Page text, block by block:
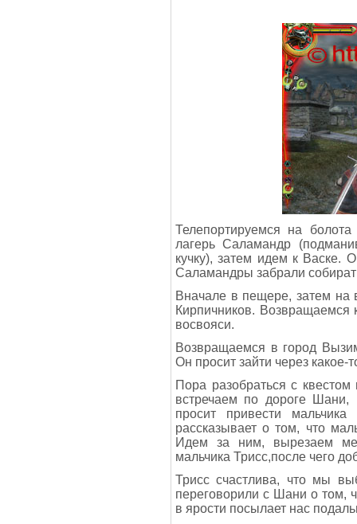
Телепортируемся на
лагерь Саламандр
кучку), затем идем к Васке.
Саламандры забрали
Вначале в пещере, затем на
Кирпичников. Возвращаемся
восвояси.
Возвращаемся в город
Он просит зайти через какое-
Пора разобраться с
встречаем по дороге Шани,
просит привести
рассказывает о том, что
Идем за ним, вырезаем
мальчика Трисс,после чего
Трисс счастлива, что мы
переговорили с Шани о том,
в ярости посылает нас